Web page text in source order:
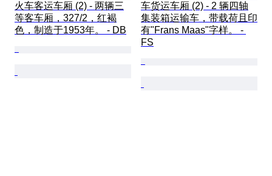
火车客运车厢 (2) - 两辆三
等客车厢，327/2，红褐
色，制造于1953年。 - DB
车货运车厢 (2) - 2 辆四轴
集装箱运输车，带载荷且印
有"Frans Maas"字样。 -
FS